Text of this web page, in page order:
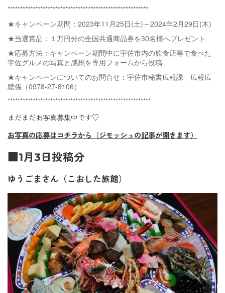
********************************************************
★キャンペーン期間：2023年11月25日(土)～2024年2月29日(木)
★当選賞品：１万円分の全国共通商品券を30名様へプレゼント
★応募方法：キャンペーン期間中に宇佐市内の飲食店等で食べた
宇佐グルメの写真と感想を専用フォームから投稿
★キャンペーンについてのお問合せ：宇佐市秘書広報課 広報広
聴係（0978-27-8106）
*********************************************************
まだまだお写真募集中です♡
お写真の応募はコチラから（ジモッシュの記事が開きます）
■1月3日投稿分
ゆうごまさん（こおした旅館）